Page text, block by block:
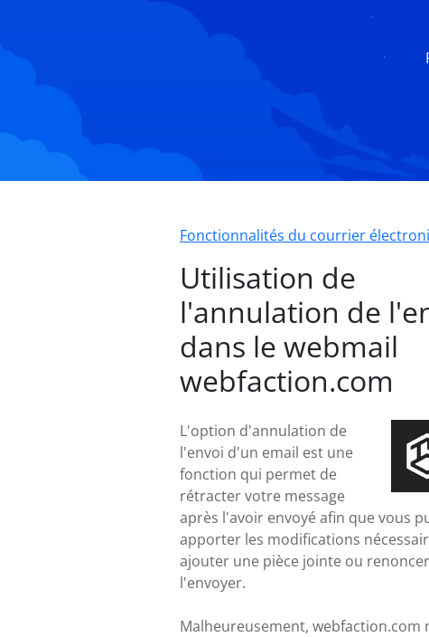
Fonctionnalités du courrier
Utilisation de
l'annulation de
dans le webmail
webfaction.com
L'option d'annulation de
l'envoi d'un email est une
fonction qui permet de
rétracter votre message
après l'avoir envoyé afin que vous
apporter les modifications
ajouter une pièce jointe ou
l'envoyer.
Malheureusement, webfaction.com